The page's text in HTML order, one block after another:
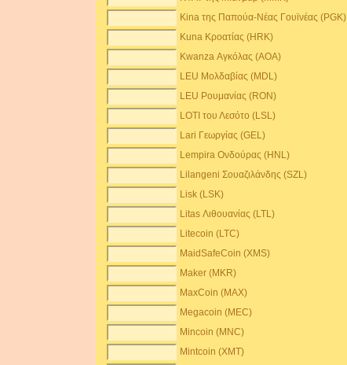
Kina της Παπούα-Νέας Γουϊνέας (PGK)
Kuna Κροατίας (HRK)
Kwanza Αγκόλας (AOA)
LEU Μολδαβίας (MDL)
LEU Ρουμανίας (RON)
LOTI του Λεσότο (LSL)
Lari Γεωργίας (GEL)
Lempira Ονδούρας (HNL)
Lilangeni Σουαζιλάνδης (SZL)
Lisk (LSK)
Litas Λιθουανίας (LTL)
Litecoin (LTC)
MaidSafeCoin (XMS)
Maker (MKR)
MaxCoin (MAX)
Megacoin (MEC)
Mincoin (MNC)
Mintcoin (XMT)